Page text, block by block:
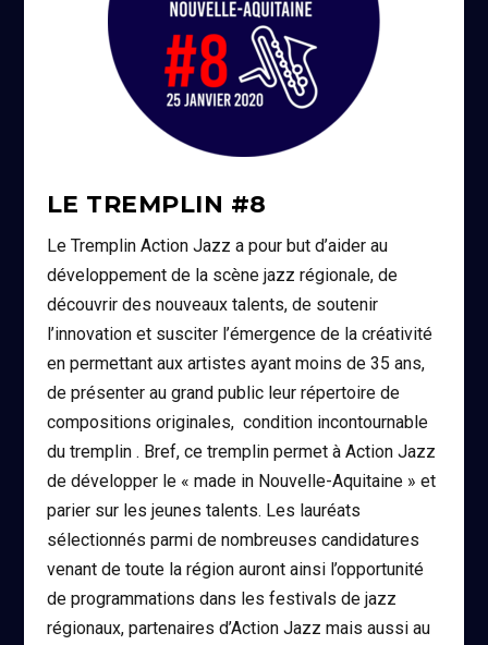
LE TREMPLIN #8
Le Tremplin Action Jazz a pour but d’aider au
développement de la scène jazz régionale, de
découvrir des nouveaux talents, de soutenir
l’innovation et susciter l’émergence de la créativité
en permettant aux artistes ayant moins de 35 ans,
de présenter au grand public leur répertoire de
compositions originales, condition incontournable
du tremplin . Bref, ce tremplin permet à Action Jazz
de développer le « made in Nouvelle-Aquitaine » et
parier sur les jeunes talents. Les lauréats
sélectionnés parmi de nombreuses candidatures
venant de toute la région auront ainsi l’opportunité
de programmations dans les festivals de jazz
régionaux, partenaires d’Action Jazz mais aussi au